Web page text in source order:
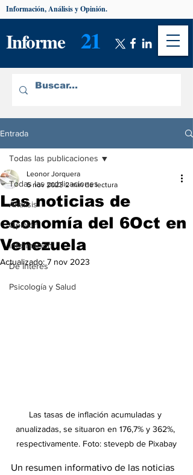
Informe 21
Información, Análisis y Opinión.
Entrada
Todas las publicaciones
Análisis
Opinión
Información
De interés
Psicología y Salud
Todas las publicaciones
Las noticias de
economía del 6Oct en
Venezuela
Leonor Jorquera
6 nov 2023 2 min de lectura
Actualizado: 7 nov 2023
Las tasas de inflación acumuladas y
anualizadas, se situaron en 176,7% y 362%,
respectivamente. Foto: stevepb de Pixabay
Un resumen informativo de las noticias